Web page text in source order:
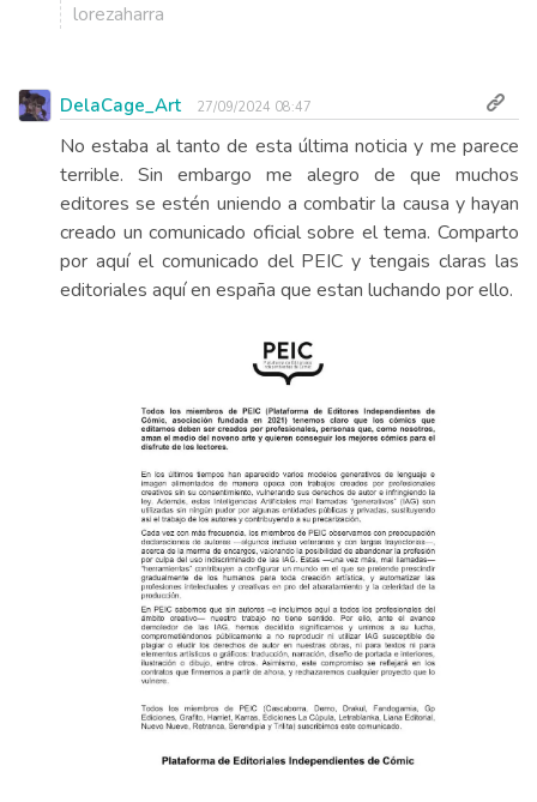
lorezaharra
DelaCage_Art 27/09/2024 08:47
No estaba al tanto de esta última noticia y me parece
terrible. Sin embargo me alegro de que muchos
editores se estén uniendo a combatir la causa y hayan
creado un comunicado oficial sobre el tema. Comparto
por aquí el comunicado del PEIC y tengais claras las
editoriales aquí en españa que estan luchando por ello.